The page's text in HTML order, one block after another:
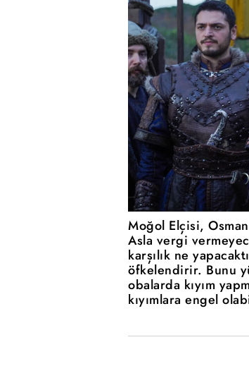
Moğol Elçisi,
Asla vergi
karşılık ne
öfkelendirir. Bunu
obalarda kıyım
kıyımlara engel